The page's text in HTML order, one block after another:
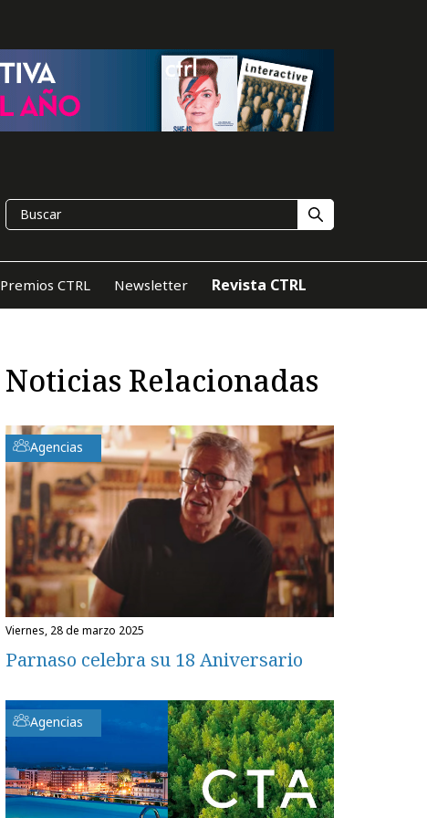
Premios CTRL Newsletter Revista CTRL
Noticias Relacionadas
Agencias
viernes, 28 de marzo 2025
Parnaso celebra su 18 Aniversario
Agencias